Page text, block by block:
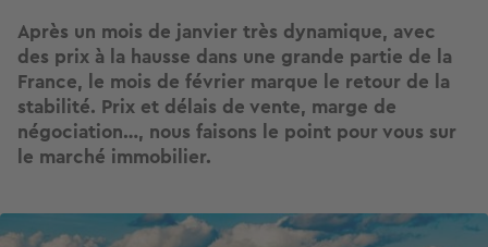
Après un mois de janvier très dynamique, avec
des prix à la hausse dans une grande partie de la
France, le mois de février marque le retour de la
stabilité. Prix et délais de vente, marge de
négociation…, nous faisons le point pour vous sur
le marché immobilier.
Image